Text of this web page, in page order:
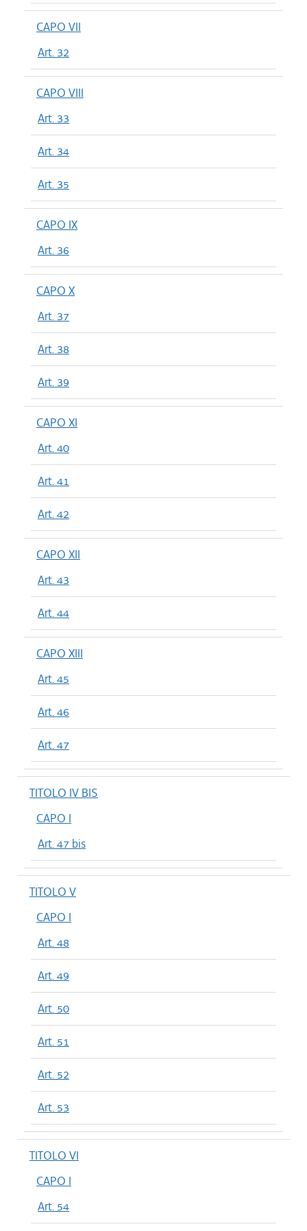
CAPO VII
Art. 32
CAPO VIII
Art. 33
Art. 34
Art. 35
CAPO IX
Art. 36
CAPO X
Art. 37
Art. 38
Art. 39
CAPO XI
Art. 40
Art. 41
Art. 42
CAPO XII
Art. 43
Art. 44
CAPO XIII
Art. 45
Art. 46
Art. 47
TITOLO IV BIS
CAPO I
Art. 47 bis
TITOLO V
CAPO I
Art. 48
Art. 49
Art. 50
Art. 51
Art. 52
Art. 53
TITOLO VI
CAPO I
Art. 54